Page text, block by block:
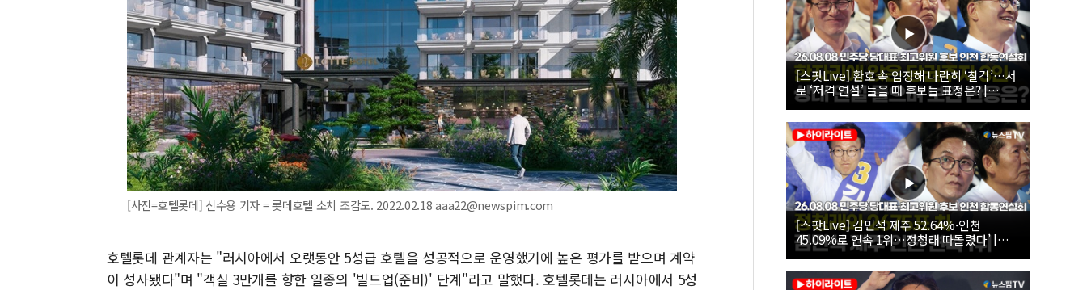
[사진=호텔롯데] 신수용 기자 = 롯데호텔 소치 조감도. 2022.02.18 aaa22@newspim.com
호텔롯데 관계자는 "러시아에서 오랫동안 5성급 호텔을 성공적으로 운영했기에 높은 평가를 받으며 계약
이 성사됐다"며 "객실 3만개를 향한 일종의 '빌드업(준비)' 단계"라고 말했다. 호텔롯데는 러시아에서 5성
[스팟Live] 환호 속 입장해 나란히 ‘찰칵’…서
로 ‘저격 연설’ 들을 때 후보들 표정은? |
26.08.08 더불어민주당 당대표·최고위원 후
보 인천 합동연설회
[스팟Live] 김민석 제주 52.64%·인천
45.09%로 연속 1위…정청래 따돌렸다’ |
26.08.08 더불어민주당 당대표·최고위원 후
보 인천 합동연설회